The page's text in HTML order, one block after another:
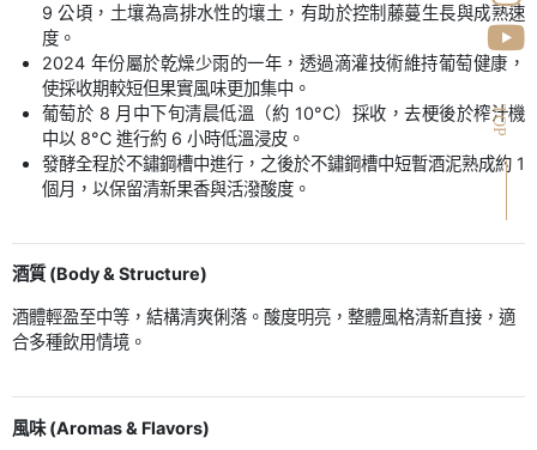
9 公頃，土壤為高排水性的壤土，有助於控制藤蔓生長與成熟速
度。
2024 年份屬於乾燥少雨的一年，透過滴灌技術維持葡萄健康，
使採收期較短但果實風味更加集中。
葡萄於 8 月中下旬清晨低溫（約 10°C）採收，去梗後於榨汁機
中以 8°C 進行約 6 小時低溫浸皮。
發酵全程於不鏽鋼槽中進行，之後於不鏽鋼槽中短暫酒泥熟成約 1
個月，以保留清新果香與活潑酸度。
酒質 (Body & Structure)
酒體輕盈至中等，結構清爽俐落。酸度明亮，整體風格清新直接，適
合多種飲用情境。
風味 (Aromas & Flavors)
TOP